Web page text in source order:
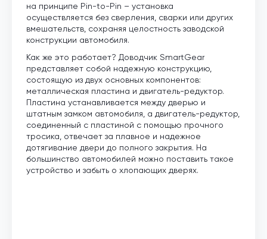
на принципе Pin-to-Pin – установка
осуществляется без сверления, сварки или других
вмешательств, сохраняя целостность заводской
конструкции автомобиля.
Как же это работает? Доводчик SmartGear
представляет собой надежную конструкцию,
состоящую из двух основных компонентов:
металлическая пластина и двигатель-редуктор.
Пластина устанавливается между дверью и
штатным замком автомобиля, а двигатель-редуктор,
соединенный с пластиной с помощью прочного
тросика, отвечает за плавное и надежное
дотягивание двери до полного закрытия. На
большинство автомобилей можно поставить такое
устройство и забыть о хлопающих дверях.